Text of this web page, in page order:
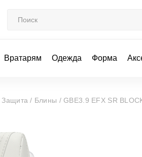
Вратарям Одежда Форма
Защита / Блины / GBE3.9 EFX SR